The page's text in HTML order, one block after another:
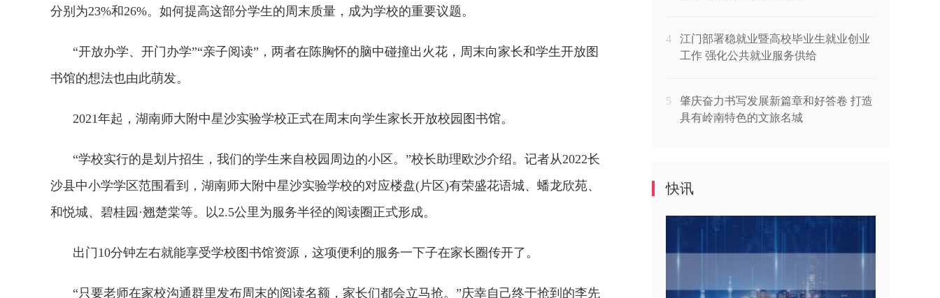
分别为23%和26%。如何提高这部分学生的周末质量，成为学校的重要议题。
“开放办学、开门办学”“亲子阅读”，两者在陈胸怀的脑中碰撞出火花，周末向家长和学生开放图
书馆的想法也由此萌发。
2021年起，湖南师大附中星沙实验学校正式在周末向学生家长开放校园图书馆。
“学校实行的是划片招生，我们的学生来自校园周边的小区。”校长助理欧沙介绍。记者从2022长
沙县中小学学区范围看到，湖南师大附中星沙实验学校的对应楼盘(片区)有荣盛花语城、蟠龙欣苑、
和悦城、碧桂园·翘楚棠等。以2.5公里为服务半径的阅读圈正式形成。
出门10分钟左右就能享受学校图书馆资源，这项便利的服务一下子在家长圈传开了。
“只要老师在家校沟通群里发布周末的阅读名额，家长们都会立马抢。”庆幸自己终于抢到的李先
4
江门部署稳就业暨高校毕业生就业创业
工作 强化公共就业服务供给
5
肇庆奋力书写发展新篇章和好答卷 打造
具有岭南特色的文旅名城
快讯